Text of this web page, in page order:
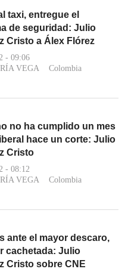
taxi, entregue el
de seguridad: Julio
Cristo a Álex Flórez
- 09:06
VEGA
Colombia
no ha cumplido un mes
hace un corte: Julio
Cristo
- 08:12
VEGA
Colombia
ante el mayor descaro,
cachetada: Julio
Cristo sobre CNE